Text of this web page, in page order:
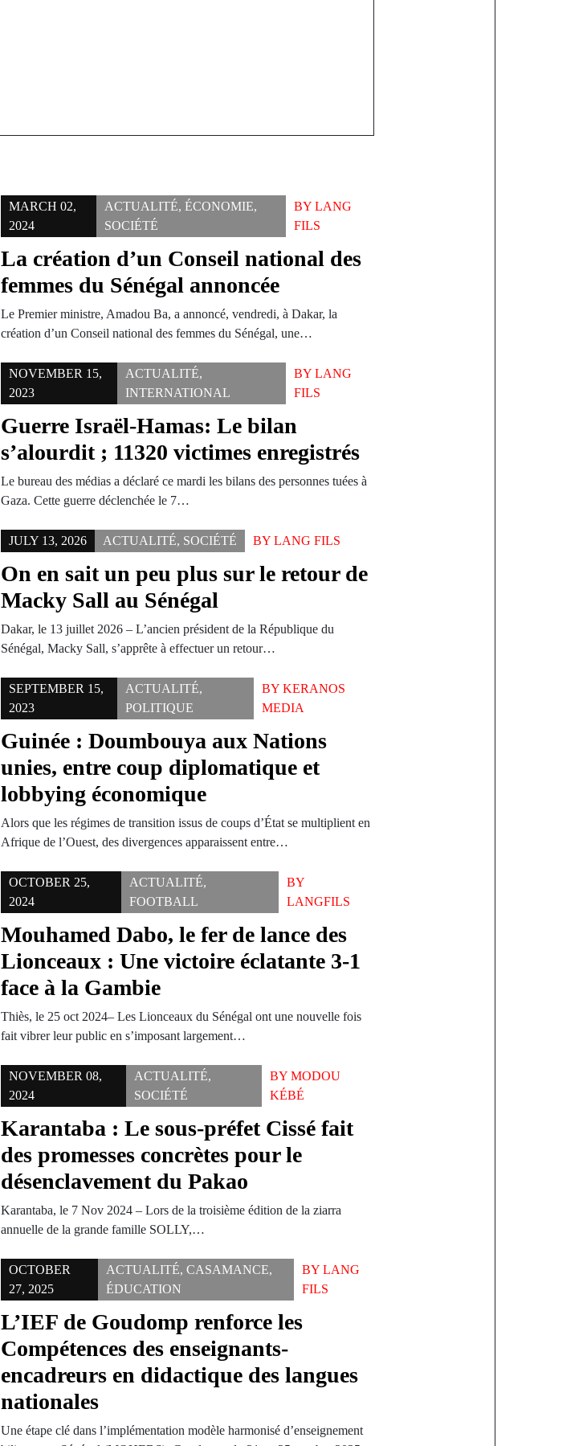
MARCH 02,
2024
ACTUALITÉ,ÉCONOMIE,
SOCIÉTÉ
BY LANG
FILS
La création d’un Conseil national des
femmes du Sénégal annoncée
Le Premier ministre, Amadou Ba, a annoncé, vendredi, à Dakar, la
création d’un Conseil national des femmes du Sénégal, une…
NOVEMBER 15,
2023
ACTUALITÉ,
INTERNATIONAL
BYLANG
FILS
Guerre Israël-Hamas: Le bilan
s’alourdit ; 11320 victimes enregistrés
Le bureau des médias a déclaré ce mardi les bilans des personnes tuées à
Gaza. Cette guerre déclenchée le 7…
JULY 13, 2026 ACTUALITÉ, SOCIÉTÉ BYLANG FILS
On en sait un peu plus sur le retour de
Macky Sall au Sénégal
Dakar, le 13 juillet 2026 – L’ancien président de la République du
Sénégal, Macky Sall, s’apprête à effectuer un retour…
SEPTEMBER 15,
2023
ACTUALITÉ,
POLITIQUE
BY KERANOS
MEDIA
Guinée : Doumbouya aux Nations
unies, entre coup diplomatique et
lobbying économique
Alors que les régimes de transition issus de coups d’État se multiplient en
Afrique de l’Ouest, des divergences apparaissent entre…
OCTOBER 25,
2024
ACTUALITÉ,
FOOTBALL
BY
LANGFILS
Mouhamed Dabo, le fer de lance des
Lionceaux : Une victoire éclatante 3-1
face à la Gambie
Thiès, le 25 oct 2024– Les Lionceaux du Sénégal ont une nouvelle fois
fait vibrer leur public en s’imposant largement…
NOVEMBER 08,
2024
ACTUALITÉ,
SOCIÉTÉ
BY MODOU
KÉBÉ
Karantaba : Le sous-préfet Cissé fait
des promesses concrètes pour le
désenclavement du Pakao
Karantaba, le 7 Nov 2024 – Lors de la troisième édition de la ziarra
annuelle de la grande famille SOLLY,…
OCTOBER
27, 2025
ACTUALITÉ, CASAMANCE,
ÉDUCATION
BY LANG
FILS
L’IEF de Goudomp renforce les
Compétences des enseignants-
encadreurs en didactique des langues
nationales
Une étape clé dans l’implémentation modèle harmonisé d’enseignement